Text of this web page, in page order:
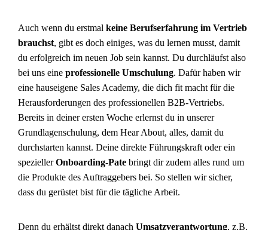
Auch wenn du erstmal keine Berufserfahrung im Vertrieb
brauchst, gibt es doch einiges, was du lernen musst, damit
du erfolgreich im neuen Job sein kannst. Du durchläufst also
bei uns eine professionelle Umschulung. Dafür haben wir
eine hauseigene Sales Academy, die dich fit macht für die
Herausforderungen des professionellen B2B-Vertriebs.
Bereits in deiner ersten Woche erlernst du in unserer
Grundlagenschulung, dem Hear About, alles, damit du
durchstarten kannst. Deine direkte Führungskraft oder ein
speziellerOnboarding-Pate bringt dir zudem alles rund um
die Produkte des Auftraggebers bei. So stellen wir sicher,
dass du gerüstet bist für die tägliche Arbeit.
Denn du erhältst direkt danach Umsatzverantwortung, z.B.